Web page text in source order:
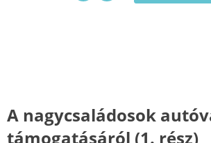
A nagycsaládosok
támogatásáról (1. rész)